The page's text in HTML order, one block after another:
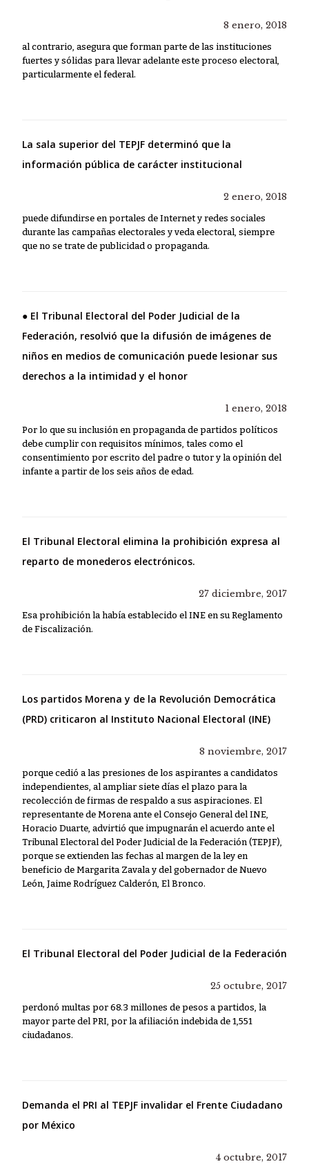
8 enero, 2018
al contrario, asegura que forman parte de las instituciones
fuertes y sólidas para llevar adelante este proceso electoral,
particularmente el federal.
La sala superior del TEPJF determinó que la
información pública de carácter institucional
2 enero, 2018
puede difundirse en portales de Internet y redes sociales
durante las campañas electorales y veda electoral, siempre
que no se trate de publicidad o propaganda.
● El Tribunal Electoral del Poder Judicial de la
Federación, resolvió que la difusión de imágenes de
niños en medios de comunicación puede lesionar sus
derechos a la intimidad y el honor
1 enero, 2018
Por lo que su inclusión en propaganda de partidos políticos
debe cumplir con requisitos mínimos, tales como el
consentimiento por escrito del padre o tutor y la opinión del
infante a partir de los seis años de edad.
El Tribunal Electoral elimina la prohibición expresa al
reparto de monederos electrónicos.
27 diciembre, 2017
Esa prohibición la había establecido el INE en su Reglamento
de Fiscalización.
Los partidos Morena y de la Revolución Democrática
(PRD) criticaron al Instituto Nacional Electoral (INE)
8 noviembre, 2017
porque cedió a las presiones de los aspirantes a candidatos
independientes, al ampliar siete días el plazo para la
recolección de firmas de respaldo a sus aspiraciones. El
representante de Morena ante el Consejo General del INE,
Horacio Duarte, advirtió que impugnarán el acuerdo ante el
Tribunal Electoral del Poder Judicial de la Federación (TEPJF),
porque se extienden las fechas al margen de la ley en
beneficio de Margarita Zavala y del gobernador de Nuevo
León, Jaime Rodríguez Calderón, El Bronco.
El Tribunal Electoral del Poder Judicial de la Federación
25 octubre, 2017
perdonó multas por 68.3 millones de pesos a partidos, la
mayor parte del PRI, por la afiliación indebida de 1,551
ciudadanos.
Demanda el PRI al TEPJF invalidar el Frente Ciudadano
por México
4 octubre, 2017